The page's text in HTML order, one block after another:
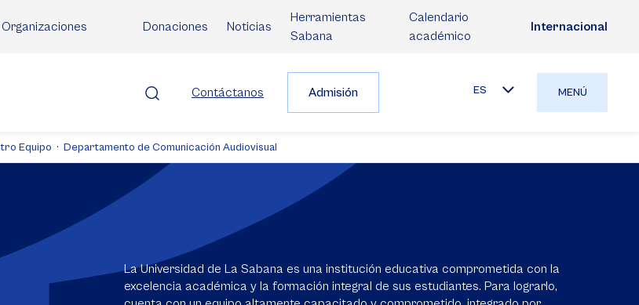
Organizaciones Donaciones Noticias
Herramientas
Sabana
Calendario
académico
Internacional
Contáctanos Admisión ES MENÚ
Equipo Departamento de Comunicación Audiovisual
La Universidad de La Sabana es una institución educativa comprometida con la
excelencia académica y la formación integral de sus estudiantes. Para lograrlo,